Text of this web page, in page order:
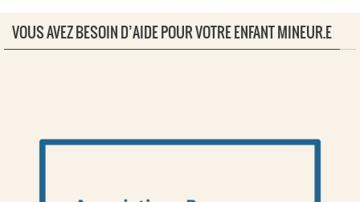
VOUS AVEZ BESOIN D’AIDE POUR VOTRE ENFANT MINEUR.E